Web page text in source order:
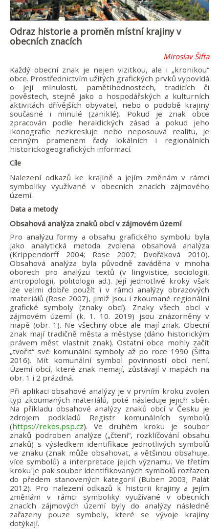
Odraz historie a proměn místní krajiny v
obecních znacích
Miroslav Šifta
Každý obecní znak je nejen vizitkou, ale i „kronikou“
obce. Prostřednictvím užitých grafických prvků vypovídá
o její minulosti, pamětihodnostech, tradicích či
pověstech, stejně jako o hospodářských a kulturních
aktivitách dřívějších obyvatel, nebo o podobě krajiny
současné i minulé (zaniklé). Pokud je znak obce
zpracován podle heraldických zásad a pokud jeho
ikonografie nezkresluje nebo neposouvá realitu, je
cenným pramenem řady lokálních i regionálních
historickogeografických informací.
Cíle
Nalezení odkazů ke krajině a jejím změnám v rámci
symboliky využívané v obecních znacích zájmového
území.
Data a metody
Obsahová analýza znaků obcí v zájmovém území
Pro analýzu formy a obsahu grafického symbolu byla
jako analytická metoda zvolena obsahová analýza
(Krippendorff 2004; Rose 2007; Dvořáková 2010).
Obsahová analýza byla původně zaváděna v mnoha
oborech pro analýzu textů (v lingvistice, sociologii,
antropologii, politologii ad.). Její jednotlivé kroky však
lze velmi dobře použít i v rámci analýzy obrazových
materiálů (Rose 2007), jimiž jsou i zkoumané regionální
grafické symboly (znaky obcí). Znaky všech obcí v
zájmovém území (k. 1. 10. 2019) jsou znázorněny v
mapě (obr. 1). Ne všechny obce ale mají znak. Obecní
znak mají tradičně města a městyse (dáno historickým
právem měst vlastnit znak). Ostatní obce mohly začít
„tvořit“ své komunální symboly až po roce 1990 (Šifta
2016). Mít komunální symbol povinností obcí není.
Území obcí, které znak nemají, zůstávají v mapách na
obr. 1 i 2 prázdná.
Při aplikaci obsahové analýzy je v prvním kroku zvolen
typ zkoumaných materiálů, poté následuje jejich sběr.
Na příkladu obsahové analýzy znaků obcí v Česku je
zdrojem podkladů Registr komunálních symbolů
(https://rekos.psp.cz). Ve druhém kroku je soubor
znaků podroben analýze („čtení“, rozklíčování obsahu
znaků) s výsledkem identifikace jednotlivých symbolů
ve znaku (znak může obsahovat, a většinou obsahuje,
více symbolů) a interpretace jejich významu. Ve třetím
kroku je pak soubor identifikovaných symbolů rozřazen
do předem stanovených kategorií (Buben 2003; Palát
2012). Pro nalezení odkazů k historii krajiny a jejím
změnám v rámci symboliky využívané v obecních
znacích zájmových území byly do analýzy následně
zařazeny pouze symboly, které se vývoje krajiny
dotýkají.